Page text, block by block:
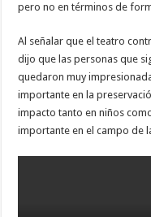
pero no en términos de
Al señalar que el teatro
dijo que las personas que
quedaron muy
importante en la
impacto tanto en niños
importante en el campo de